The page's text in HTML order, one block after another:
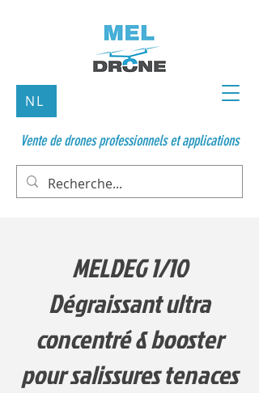
Vente de drones professionnels et applications
NL
MELDEG 1/10
Dégraissant ultra
concentré & booster
pour salissures tenaces